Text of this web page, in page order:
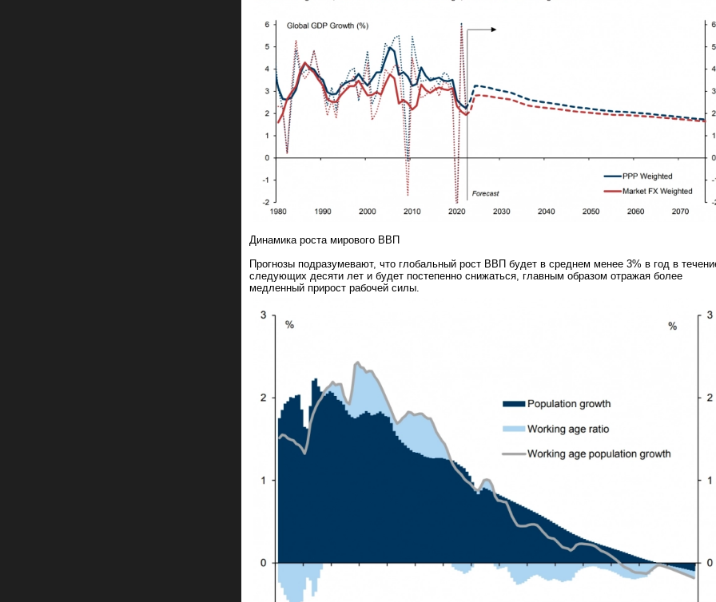
Динамика роста мирового ВВП
Прогнозы подразумевают, что глобальный рост ВВП будет в среднем менее 3% в год в
следующих десяти лет и будет постепенно снижаться, главным образом отражая более
медленный прирост рабочей силы.